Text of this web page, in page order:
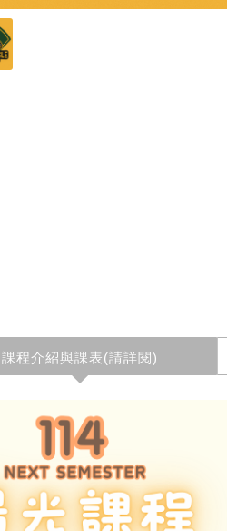
課程介紹與課表(請詳閱)